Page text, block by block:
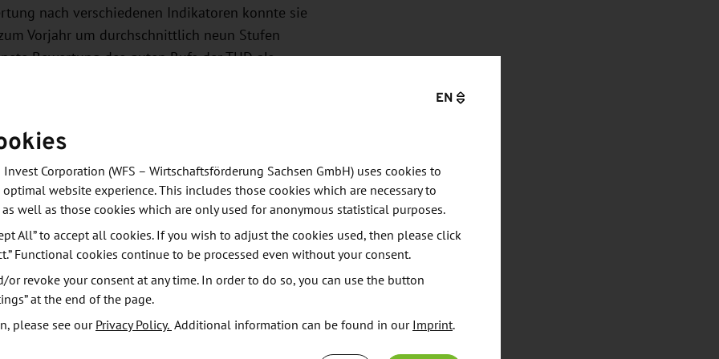
nach verschiedenen Indikatoren konnte sie
Vorjahr um durchschnittlich neun Stufen
Bewertung des guten Rufs der TUD als
Hier gehört sie mit Platz 99 zu den besten
sie auf Rang 7. Beim Indikator „Academic
bei Wissenschaftlern genießt, hat sich die
Quacquarelli Symonds ist ein
durchführt wird. Das Team von QS hat für das
verglichen und dafür über 93 Millionen Zitationen
analysiert. In die Rankingliste schafften
Schwerpunkte der Wertung sind neben der Anzahl
der Universitäten bei Wissenschaftlern und
von Lehrenden und Studierenden sowie die
und des Personals.
EN
Corporation (WFS – Wirtschaftsförderung Sachsen GmbH) uses cookies to
website experience. This includes those cookies which are necessary to
well as those cookies which are only used for anonymous statistical purposes.
All” to accept all cookies. If you wish to adjust the cookies used, then please click
Functional cookies continue to be processed even without your consent.
or revoke your consent at any time. In order to do so, you can use the button
at the end of the page.
please see our Privacy Policy. Additional information can be found in our Imprint.